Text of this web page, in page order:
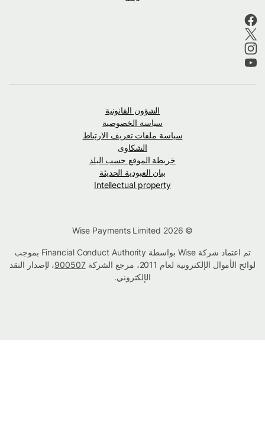
الشؤون القانونية
سياسة الخصوصية
سياسة ملفات تعريف الارتباط
الشكاوى
خريطة الموقع حسب البلد
بيان العبودية الحديثة
Intellectual property
تم اعتماد شركة Wise بواسطة Financial Conduct Authority بموجب
لوائح الأموال الإلكترونية لعام 2011، مرجع الشركة
900507، لإصدار النقد
الإلكتروني.